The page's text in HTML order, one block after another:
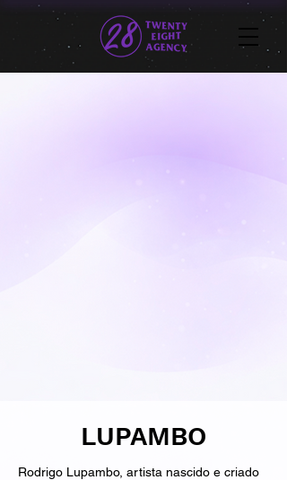
LUPAMBO
Rodrigo Lupambo, artista nascido e criado